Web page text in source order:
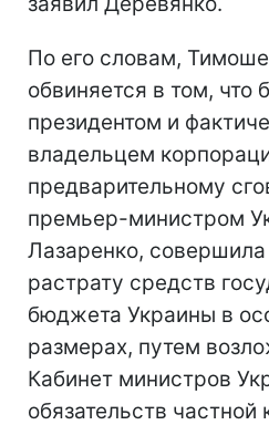
По его словам,
обвиняется в том, что
президентом и
владельцем
предварительному
премьер-министром
Лазаренко,
растрату средств
бюджета Украины в
размерах, путем
Кабинет министров
обязательств частной